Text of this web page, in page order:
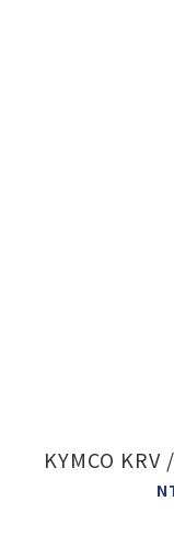
KYMCO